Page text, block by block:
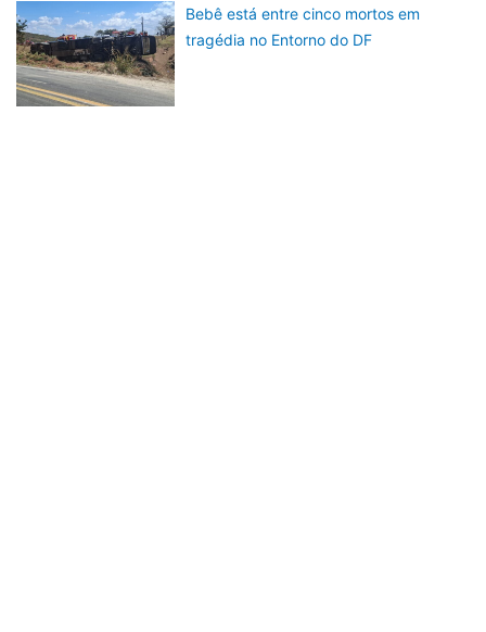
Bebê está entre cinco mortos em
tragédia no Entorno do DF